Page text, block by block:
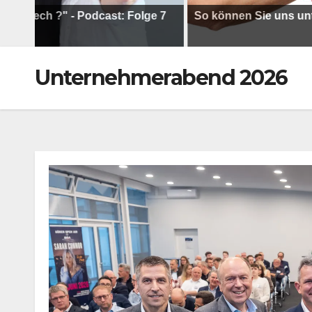
?" - Podcast: Folge 7 So können Sie uns
Unternehmerabend 2026